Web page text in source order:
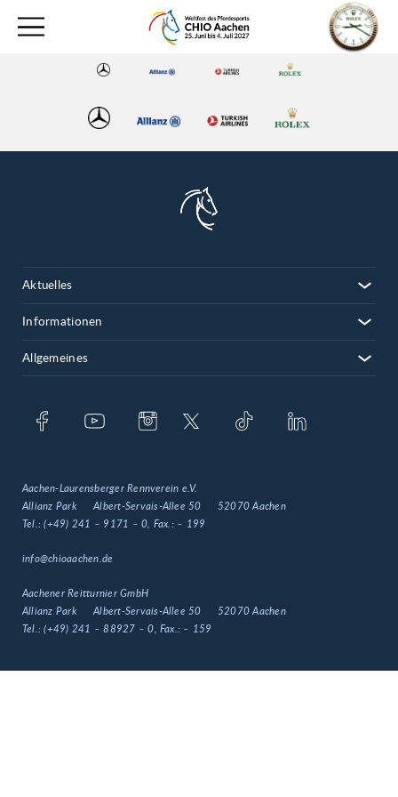
Aktuelles
Informationen
Allgemeines
Aachen-Laurensberger Rennverein e.V.
Allianz Park
Albert-Servais-Allee 50
52070 Aachen
Tel.:(+49) 241 – 9171 – 0 , Fax.: – 199
info@chioaachen.de
Aachener Reitturnier GmbH
Allianz Park
Albert-Servais-Allee 50
52070 Aachen
Tel.:(+49) 241 – 88927 – 0 , Fax.: – 159